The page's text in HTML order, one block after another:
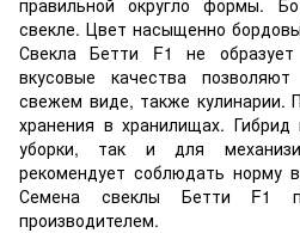
свекле. Цвет насыщенно
Свекла Бетти F1 не
вкусовые качества
свежем виде, также кулинарии.
хранения в хранилищах.
уборки, так и для
рекомендует соблюдать норму
Семена свеклы Бетти F1
производителем.